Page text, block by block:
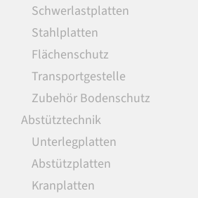
Schwerlastplatten
Stahlplatten
Flächenschutz
Transportgestelle
Zubehör Bodenschutz
Abstütztechnik
Unterlegplatten
Abstützplatten
Kranplatten